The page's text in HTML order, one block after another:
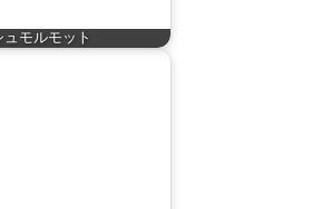
モルモット